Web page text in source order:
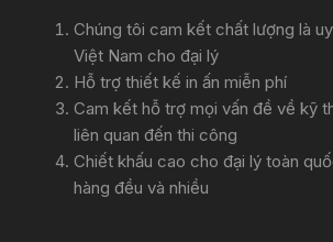
Chúng tôi cam kết chất lượng là
Việt Nam cho đại lý
Hỗ trợ thiết kế in ấn miễn phí
Cam kết hỗ trợ mọi vấn đề về kỹ
liên quan đến thi công
Chiết khấu cao cho đại lý toàn
hàng đều và nhiều